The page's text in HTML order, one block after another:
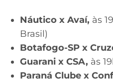
Náutico x Avaí, às
Brasil)
Botafogo-SP x
Guarani x CSA, às
Paraná Clube x